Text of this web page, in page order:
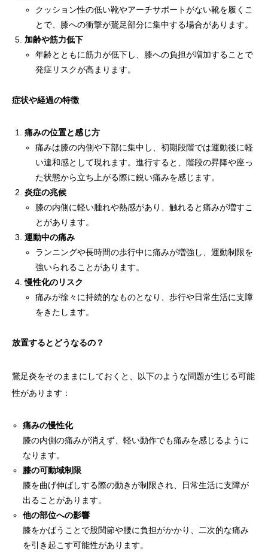
クッション性の低い靴やアーチサポートがない靴を履くこ
とで、膝への衝撃が鵞足部分に集中する場合があります。
加齢や筋力低下
年齢とともに筋力が低下し、膝への負担が増加することで
発症リスクが高まります。
症状や経過の特徴
痛みの位置と感じ方
痛みは膝の内側や下部に集中し、初期段階では運動後に軽
い違和感として現れます。進行すると、階段の昇降や座っ
た状態から立ち上がる際に鋭い痛みを感じます。
炎症の兆候
膝の内側に軽い腫れや熱感があり、触れると痛みが増すこ
とがあります。
運動中の痛み
ランニングや長時間の歩行中に痛みが増強し、運動制限を
強いられることがあります。
慢性化のリスク
痛みが徐々に持続的なものとなり、歩行や日常生活に支障
をきたします。
放置するとどうなるの？
鵞足炎をそのままにしておくと、以下のような問題が生じる可能
性があります：
痛みの慢性化
膝の内側の痛みが消えず、軽い動作でも痛みを感じるように
なります。
膝の可動域制限
膝を曲げ伸ばしする際の動きが制限され、日常生活に支障が
出ることがあります。
他の部位への影響
膝をかばうことで股関節や腰に負担がかかり、二次的な痛み
を引き起こす可能性があります。